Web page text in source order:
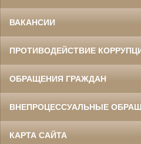
ВАКАНСИИ
ПРОТИВОДЕЙСТВИЕ
ОБРАЩЕНИЯ ГРАЖДАН
ВНЕПРОЦЕССУАЛЬНЫЕ
КАРТА САЙТА